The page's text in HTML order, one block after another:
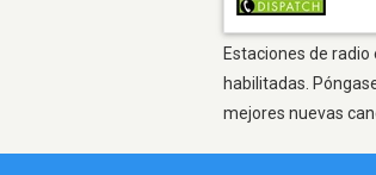
Estaciones de
habilitadas.
mejores nuevas